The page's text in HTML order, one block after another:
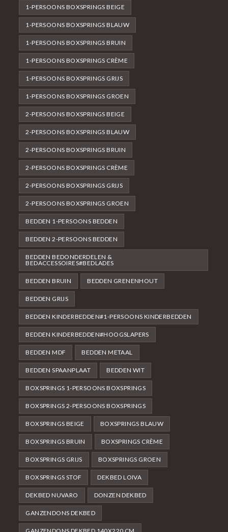
1-PERSOONS BOXSPRINGS BEIGE
1-PERSOONS BOXSPRINGS BLAUW
1-PERSOONS BOXSPRINGS BRUIN
1-PERSOONS BOXSPRINGS CRÈME
1-PERSOONS BOXSPRINGS GRIJS
1-PERSOONS BOXSPRINGS GROEN
2-PERSOONS BOXSPRINGS BEIGE
2-PERSOONS BOXSPRINGS BLAUW
2-PERSOONS BOXSPRINGS BRUIN
2-PERSOONS BOXSPRINGS CRÈME
2-PERSOONS BOXSPRINGS GRIJS
2-PERSOONS BOXSPRINGS GROEN
BEDDEN 1-PERSOONS BEDDEN
BEDDEN 2-PERSOONS BEDDEN
BEDDEN BEDONDERDELEN &
BEDACCESSOIRES#BEDLADES
BEDDEN BRUIN BEDDEN GRENENHOUT
BEDDEN GRIJS
BEDDEN KINDERBEDDEN#1-PERSOONS KINDERBEDDEN
BEDDEN KINDERBEDDEN#HOOGSLAPERS
BEDDEN MDF BEDDEN METAAL
BEDDEN SPAANPLAAT BEDDEN WIT
BOXSPRINGS 1-PERSOONS BOXSPRINGS
BOXSPRINGS 2-PERSOONS BOXSPRINGS
BOXSPRINGS BEIGE BOXSPRINGS BLAUW
BOXSPRINGS BRUIN BOXSPRINGS CRÈME
BOXSPRINGS GRIJS BOXSPRINGS GROEN
BOXSPRINGS STOF DEKBED LOIVA
DEKBED NUVARO DONZEN DEKBED
GANZENDONS DEKBED